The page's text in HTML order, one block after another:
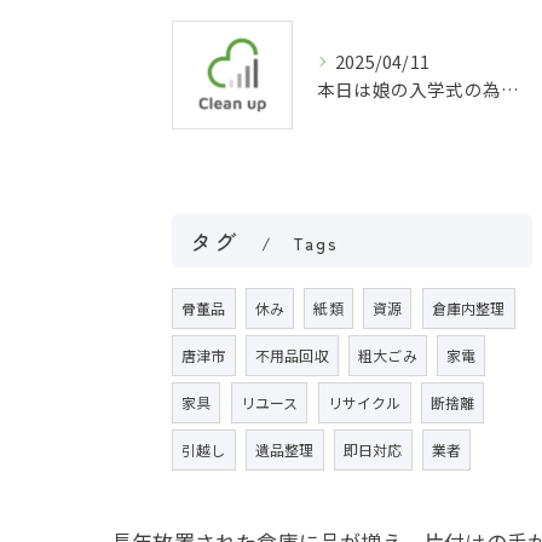
2025/04/11
本日は娘の入学式の為お休みしました( ´∀｀)
タグ Tags
骨董品 休み 紙類 資源 倉庫内整理
唐津市 不用品回収 粗大ごみ 家電
家具 リユース リサイクル 断捨離
引越し 遺品整理 即日対応 業者